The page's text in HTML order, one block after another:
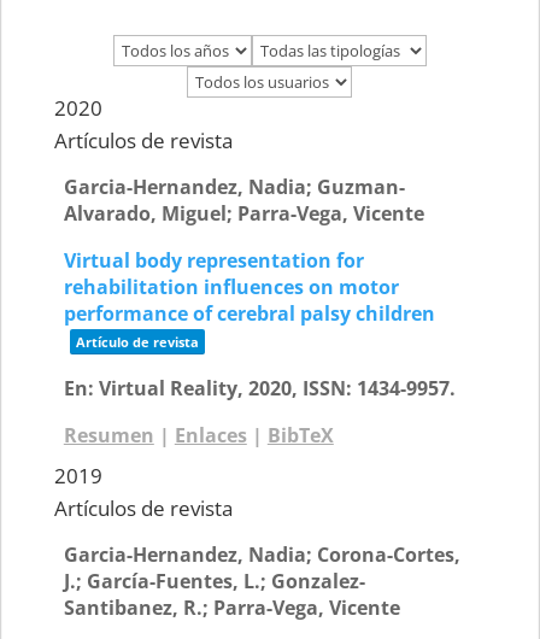
2020
Artículos de revista
Garcia-Hernandez, Nadia; Guzman-
Alvarado, Miguel; Parra-Vega, Vicente
Virtual body representation for
rehabilitation influences on motor
performance of cerebral palsy children
Artículo de revista
En: Virtual Reality, 2020, ISSN: 1434-9957.
Resumen | Enlaces| BibTeX
2019
Artículos de revista
Garcia-Hernandez, Nadia; Corona-Cortes,
J.; García-Fuentes, L.; Gonzalez-
Santibanez, R.; Parra-Vega, Vicente